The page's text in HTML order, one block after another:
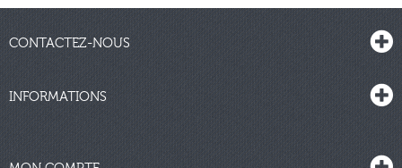
CONTACTEZ-NOUS
INFORMATIONS